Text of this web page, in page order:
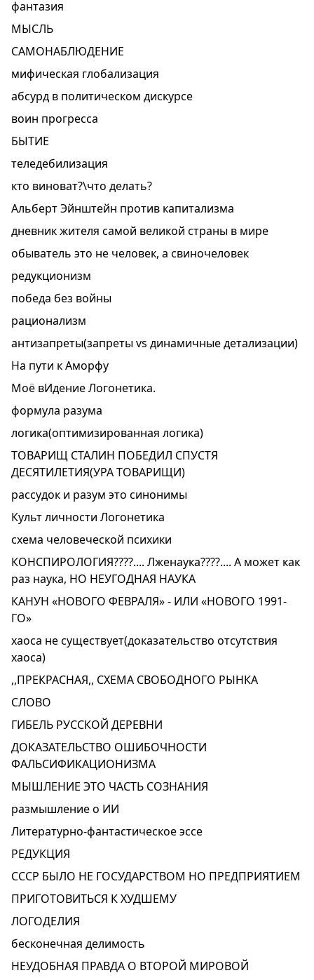
фантазия
МЫСЛЬ
САМОНАБЛЮДЕНИЕ
мифическая глобализация
абсурд в политическом дискурсе
воин прогресса
БЫТИЕ
теледебилизация
кто виноват?\что делать?
Альберт Эйнштейн против капитализма
дневник жителя самой великой страны в мире
обыватель это не человек, а свиночеловек
редукционизм
победа без войны
рационализм
антизапреты(запреты vs динамичные детализации)
На пути к Аморфу
Моё вИдение Логонетика.
формула разума
логика(оптимизированная логика)
ТОВАРИЩ СТАЛИН ПОБЕДИЛ СПУСТЯ
ДЕСЯТИЛЕТИЯ(УРА ТОВАРИЩИ)
рассудок и разум это синонимы
Культ личности Логонетика
схема человеческой психики
КОНСПИРОЛОГИЯ????.... Лженаука????.... А может как
раз наука, НО НЕУГОДНАЯ НАУКА
КАНУН «НОВОГО ФЕВРАЛЯ» - ИЛИ «НОВОГО 1991-
ГО»
хаоса не существует(доказательство отсутствия
хаоса)
,,ПРЕКРАСНАЯ,, СХЕМА СВОБОДНОГО РЫНКА
СЛОВО
ГИБЕЛЬ РУССКОЙ ДЕРЕВНИ
ДОКАЗАТЕЛЬСТВО ОШИБОЧНОСТИ
ФАЛЬСИФИКАЦИОНИЗМА
МЫШЛЕНИЕ ЭТО ЧАСТЬ СОЗНАНИЯ
размышление о ИИ
Литературно-фантастическое эссе
РЕДУКЦИЯ
СССР БЫЛО НЕ ГОСУДАРСТВОМ НО ПРЕДПРИЯТИЕМ
ПРИГОТОВИТЬСЯ К ХУДШЕМУ
ЛОГОДЕЛИЯ
бесконечная делимость
НЕУДОБНАЯ ПРАВДА О ВТОРОЙ МИРОВОЙ